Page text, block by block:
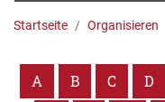
Startseite Organisieren
A B C D